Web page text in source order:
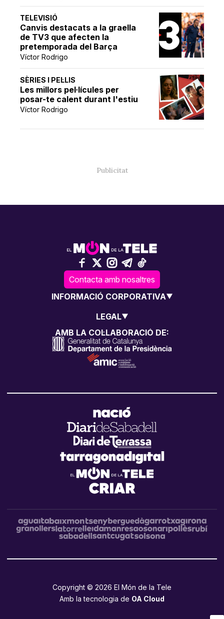
TELEVISIÓ
Canvis destacats a la graella
de TV3 que afecten la
pretemporada del Barça
Víctor Rodrigo
SÈRIES I PEL·LIS
Les millors pel·lícules per
posar-te calent durant l'estiu
Víctor Rodrigo
Contacta amb nosaltres
INFORMACIÓ CORPORATIVA
LEGAL
AMB LA COL·LABORACIÓ DE:
Copyright © 2026 El Món de la Tele
Amb la tecnologia de OA Cloud